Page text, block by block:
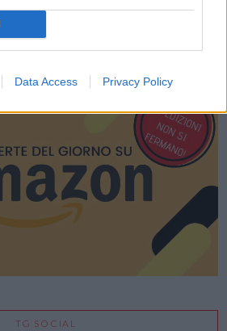
Data Access Privacy Policy
TG SOCIAL